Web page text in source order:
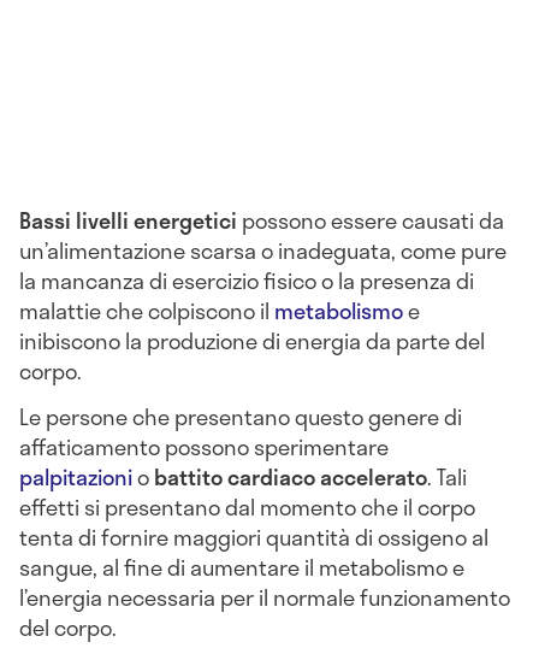
Bassi livelli energetici possono essere causati da
un’alimentazione scarsa o inadeguata, come pure
la mancanza di esercizio fisico o la presenza di
malattie che colpiscono il metabolismoe
inibiscono la produzione di energia da parte del
corpo.
Le persone che presentano questo genere di
affaticamento possono sperimentare
palpitazioniobattito cardiaco accelerato. Tali
effetti si presentano dal momento che il corpo
tenta di fornire maggiori quantità di ossigeno al
sangue, al fine di aumentare il metabolismo e
l’energia necessaria per il normale funzionamento
del corpo.